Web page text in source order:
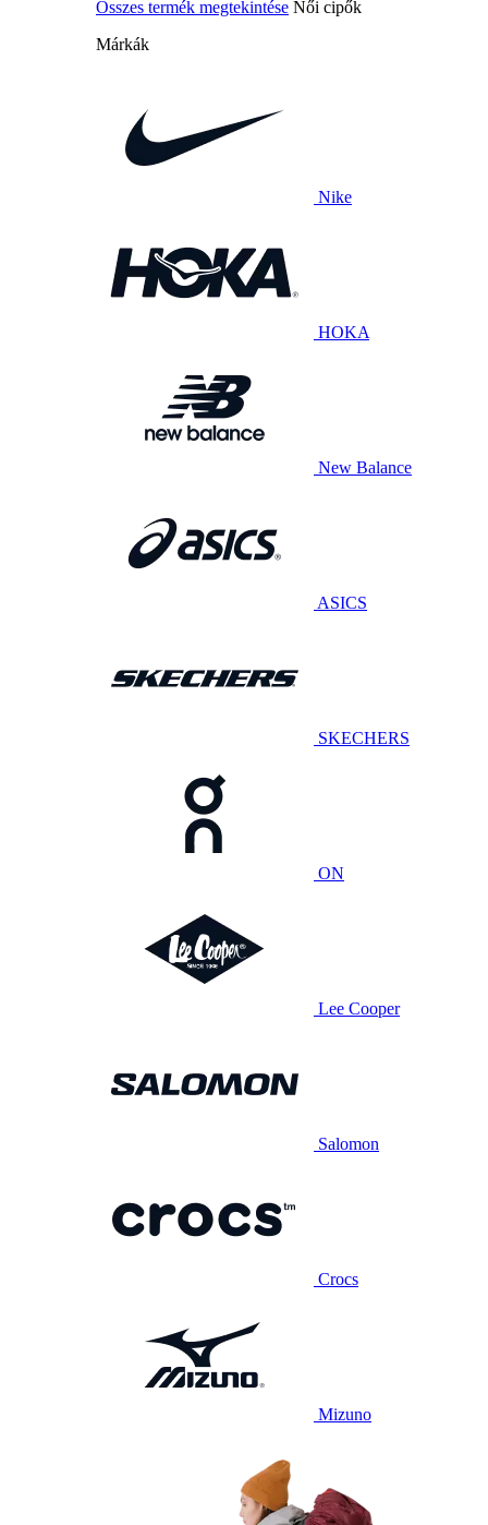
Összes termék megtekintése Női cipők
Márkák
Nike
HOKA
New Balance
ASICS
SKECHERS
ON
Lee Cooper
Salomon
Crocs
Mizuno